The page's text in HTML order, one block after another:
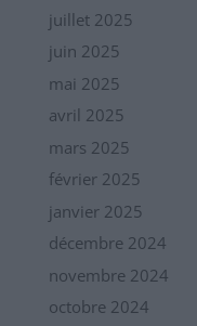
juillet 2025
juin 2025
mai 2025
avril 2025
mars 2025
février 2025
janvier 2025
décembre 2024
novembre 2024
octobre 2024